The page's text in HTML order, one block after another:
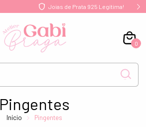
Joias de Prata 925 Legítima!
0
Pingentes
Início Pingentes